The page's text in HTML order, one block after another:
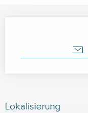
Lokalisierung